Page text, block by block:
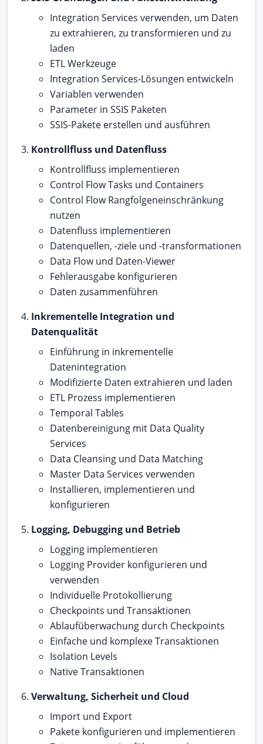
Integration Services verwenden, um Daten
zu extrahieren, zu transformieren und zu
laden
ETL Werkzeuge
Integration Services-Lösungen entwickeln
Variablen verwenden
Parameter in SSIS Paketen
SSIS-Pakete erstellen und ausführen
Kontrollfluss und Datenfluss
Kontrollfluss implementieren
Control Flow Tasks und Containers
Control Flow Rangfolgeneinschränkung
nutzen
Datenfluss implementieren
Datenquellen, -ziele und -transformationen
Data Flow und Daten-Viewer
Fehlerausgabe konfigurieren
Daten zusammenführen
Inkrementelle Integration und
Datenqualität
Einführung in inkrementelle
Datenintegration
Modifizierte Daten extrahieren und laden
ETL Prozess implementieren
Temporal Tables
Datenbereinigung mit Data Quality
Services
Data Cleansing und Data Matching
Master Data Services verwenden
Installieren, implementieren und
konfigurieren
Logging, Debugging und Betrieb
Logging implementieren
Logging Provider konfigurieren und
verwenden
Individuelle Protokollierung
Checkpoints und Transaktionen
Ablaufüberwachung durch Checkpoints
Einfache und komplexe Transaktionen
Isolation Levels
Native Transaktionen
Verwaltung, Sicherheit und Cloud
Import und Export
Pakete konfigurieren und implementieren